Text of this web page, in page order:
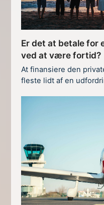
Er det at betale for
ved at være fortid?
At finansiere den
fleste lidt af en